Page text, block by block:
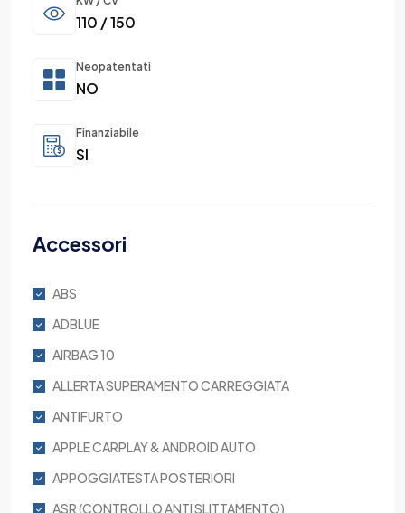
110 / 150
Neopatentati
NO
Finanziabile
SI
Accessori
ABS
ADBLUE
AIRBAG 10
ALLERTA SUPERAMENTO CARREGGIATA
ANTIFURTO
APPLE CARPLAY & ANDROID AUTO
APPOGGIATESTA POSTERIORI
ASR (CONTROLLO ANTI SLITTAMENTO)